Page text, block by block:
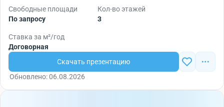
Свободные площади
По запросу
Кол-во этажей
3
Ставка за м²/год
Договорная
Скачать презентацию
Обновлено: 06.08.2026